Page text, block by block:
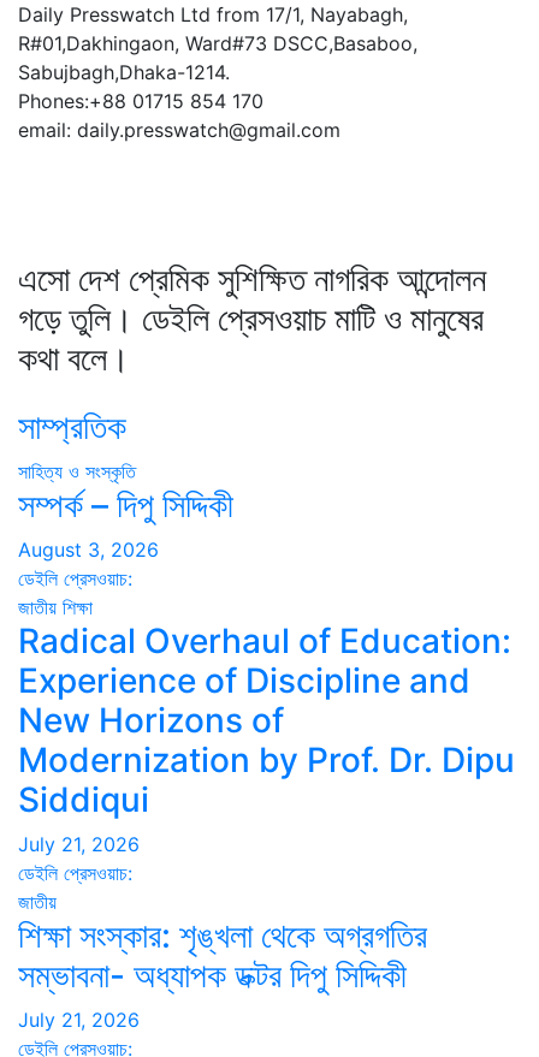
Daily Presswatch Ltd from 17/1, Nayabagh,
R#01,Dakhingaon, Ward#73 DSCC,Basaboo,
Sabujbagh,Dhaka-1214.
Phones:+88 01715 854 170
email: daily.presswatch@gmail.com
এসো দেশ প্রেমিক সুশিক্ষিত নাগরিক আন্দোলন
গড়ে তুলি। ডেইলি প্রেসওয়াচ মাটি ও মানুষের
কথা বলে।
সাম্প্রতিক
সাহিত্য ও সংস্কৃতি
সম্পর্ক – দিপু সিদ্দিকী
August 3, 2026
ডেইলি প্রেসওয়াচ:
জাতীয় শিক্ষা
Radical Overhaul of Education:
Experience of Discipline and
New Horizons of
Modernization by Prof. Dr. Dipu
Siddiqui
July 21, 2026
ডেইলি প্রেসওয়াচ:
জাতীয়
শিক্ষা সংস্কার: শৃঙ্খলা থেকে অগ্রগতির
সম্ভাবনা- অধ্যাপক ডক্টর দিপু সিদ্দিকী
July 21, 2026
ডেইলি প্রেসওয়াচ: